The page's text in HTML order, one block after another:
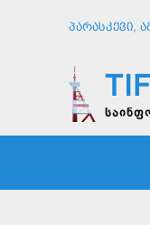
ᲞᲐᲠᲐᲡᲙᲔᲕᲘ,